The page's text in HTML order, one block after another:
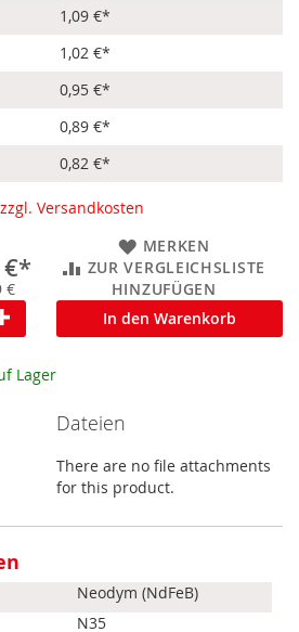
1,09 €*
1,02 €*
0,95 €*
0,89 €*
0,82 €*
zzgl. Versandkosten
€*
€
MERKEN
ZUR VERGLEICHSLISTE
HINZUFÜGEN
In den Warenkorb
Lager
Dateien
There are no file attachments
for this product.
Neodym (NdFeB)
N35